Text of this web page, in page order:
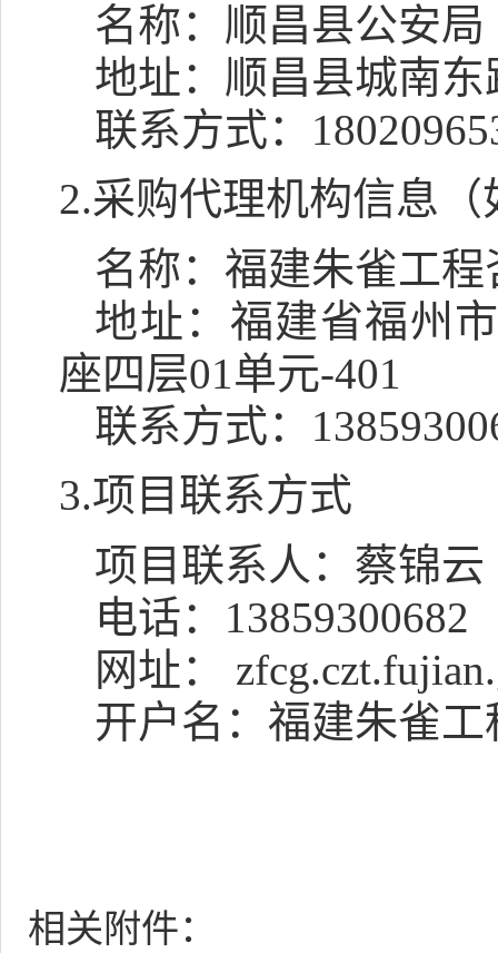
名称： 顺昌县公安局
地址： 顺昌县城南东
联系方式：
2.采购代理机构信息（
名称： 福建朱雀工
地址： 福建省福州
座四层01单元-401
联系方式：
3.项目联系方式
项目联系人： 蔡锦云
电话： 13859300682
网址：
开户名： 福建朱雀
相关附件：